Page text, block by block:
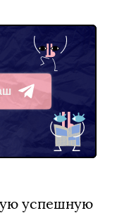
успешную